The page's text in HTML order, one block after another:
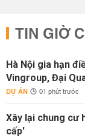
TIN GIỜ
Hà Nội gia hạn
Vingroup, Đại
DỰ ÁN 01 phút trước
Xây lại chung cư
cấp'